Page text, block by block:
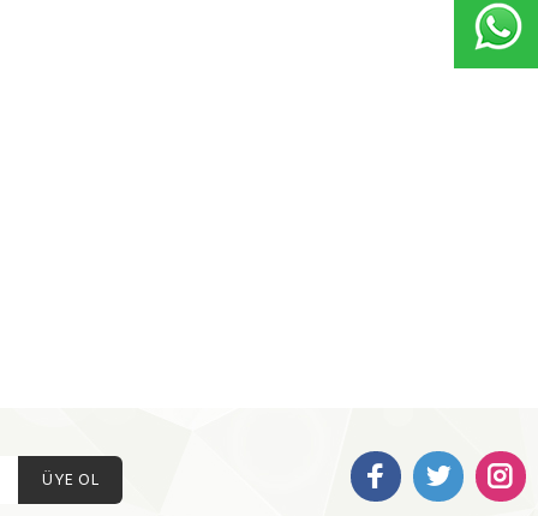
ÜYE OL